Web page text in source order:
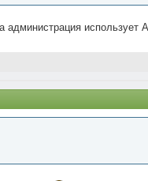
администрация